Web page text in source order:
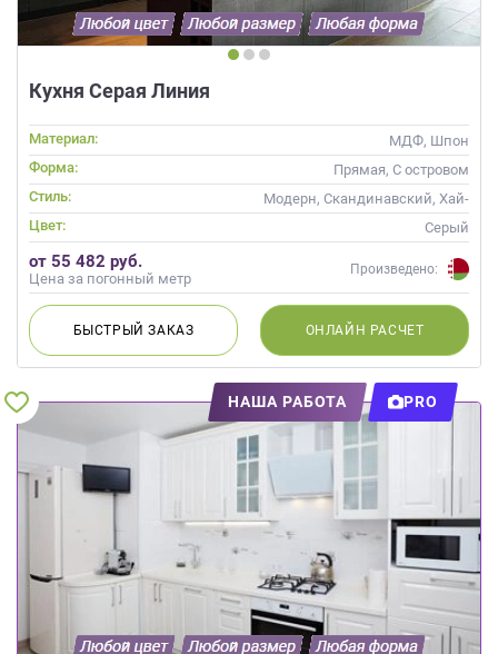
Кухня Серая Линия
Материал:
МДФ, Шпон
Форма:
Прямая, С островом
Стиль:
Модерн, Скандинавский, Хай-
тек, Современные
Цвет: Серый
от 55 482 руб.
Цена за погонный метр
Произведено:
БЫСТРЫЙЗАКАЗ ОНЛАЙН РАСЧЕТ
НАША РАБОТА PRO